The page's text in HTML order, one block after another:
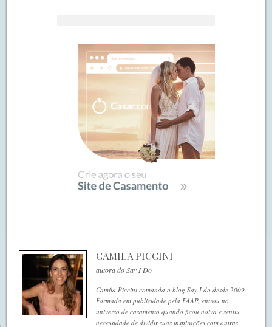
CAMILA PICCINI
autora do Say I Do
Camila Piccini comanda o blog Say I do desde 2009.
Formada em publicidade pela FAAP, entrou no
universo de casamento quando ficou noiva e sentiu
necessidade de dividir suas inspirações com outras